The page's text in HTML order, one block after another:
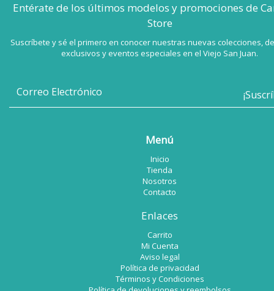
Entérate de los últimos modelos y promociones de
Store
Suscríbete y sé el primero en conocer nuestras nuevas colecciones,
exclusivos y eventos especiales en el Viejo San Juan.
Menú
Inicio
Tienda
Nosotros
Contacto
Enlaces
Carrito
Mi Cuenta
Aviso legal
Política de privacidad
Términos y Condiciones